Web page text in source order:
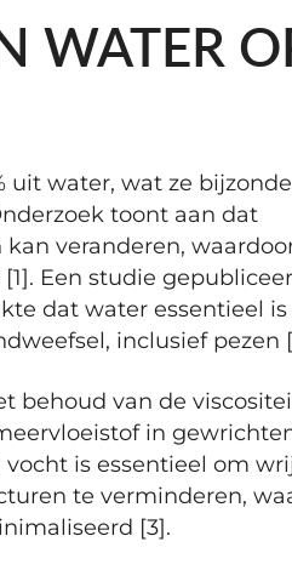
WATER
uit water, wat ze
toont aan dat
veranderen,
Een studie
dat water essentieel is
inclusief pezen
behoud van de
in
is essentieel om
te verminderen,
[3].